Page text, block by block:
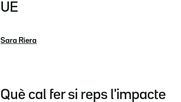
UE
Sara Riera
Què cal fer si reps l'impacte